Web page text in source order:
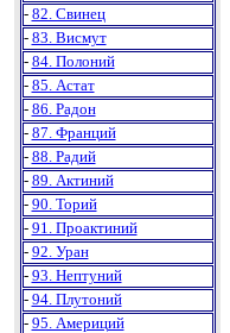
- 82. Свинец
- 83. Висмут
- 84. Полоний
- 85. Астат
- 86. Радон
- 87. Франций
- 88. Радий
- 89. Актиний
- 90. Торий
- 91. Проактиний
- 92. Уран
- 93. Нептуний
- 94. Плутоний
- 95. Америций